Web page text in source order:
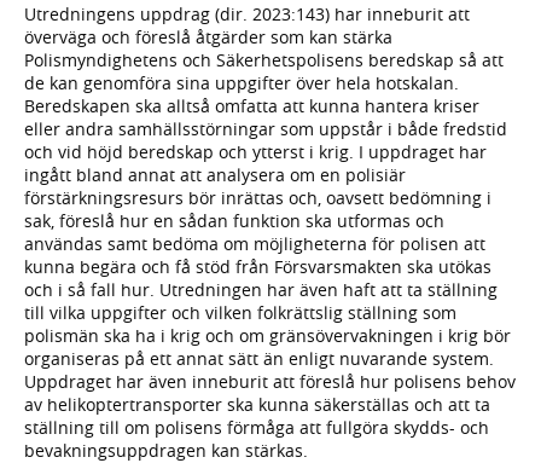
Utredningens uppdrag (dir. 2023:143) har inneburit att
överväga och föreslå åtgärder som kan stärka
Polismyndighetens och Säkerhetspolisens beredskap så att
de kan genomföra sina uppgifter över hela hotskalan.
Beredskapen ska alltså omfatta att kunna hantera kriser
eller andra samhällsstörningar som uppstår i både fredstid
och vid höjd beredskap och ytterst i krig. I uppdraget har
ingått bland annat att analysera om en polisiär
förstärkningsresurs bör inrättas och, oavsett bedömning i
sak, föreslå hur en sådan funktion ska utformas och
användas samt bedöma om möjligheterna för polisen att
kunna begära och få stöd från Försvarsmakten ska utökas
och i så fall hur. Utredningen har även haft att ta ställning
till vilka uppgifter och vilken folkrättslig ställning som
polismän ska ha i krig och om gränsövervakningen i krig bör
organiseras på ett annat sätt än enligt nuvarande system.
Uppdraget har även inneburit att föreslå hur polisens behov
av helikoptertransporter ska kunna säkerställas och att ta
ställning till om polisens förmåga att fullgöra skydds- och
bevakningsuppdragen kan stärkas.